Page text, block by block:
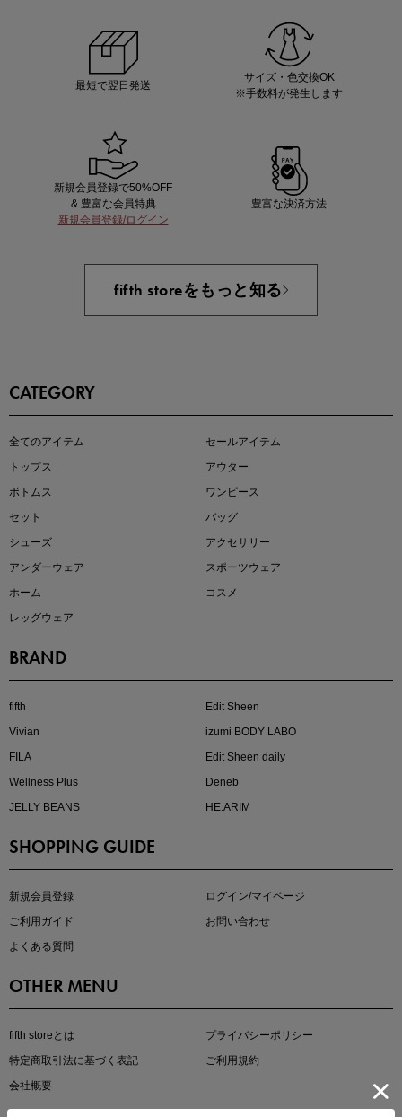
即戦力アイテム続々対象
kokoさんセレクト
大人の着映えアイテム5選
マストバイアイテム
今季の注目アイテムをご紹介
最短で翌日発送
サイズ・色交換OK
※手数料が発生します
新規会員登録で50%OFF
& 豊富な会員特典
新規会員登録/ログイン
豊富な決済方法
fifth storeをもっと知る
CATEGORY
全てのアイテム
セールアイテム
トップス
アウター
ボトムス
ワンピース
セット
バッグ
シューズ
アクセサリー
アンダーウェア
スポーツウェア
ホーム
コスメ
レッグウェア
BRAND
fifth
Edit Sheen
Vivian
izumi BODY LABO
FILA
Edit Sheen daily
Wellness Plus
Deneb
JELLY BEANS
HE:ARIM
SHOPPING GUIDE
新規会員登録
ログイン/マイページ
ご利用ガイド
お問い合わせ
よくある質問
OTHER MENU
fifth storeとは
プライバシーポリシー
特定商取引法に基づく表記
ご利用規約
会社概要